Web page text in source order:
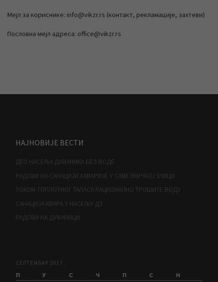
Мејл за кориснике: info@vikzr.rs (контакт, рекламације, захтеви)
Пословна мејл адреса: office@vikzr.rs
НАЈНОВИЈЕ ВЕСТИ
ДЕО НАСЕЉА ДУВАНИКА БЕЗ ВОДЕ
РАДОВИ НА САНАЦИЈИ ХАВАРИЈЕ У САВЕЗНИЧКОЈ УЛИЦИ
ТОКОМ ТОПЛОТНОГ ТАЛАСА РАЦИОНАЛНО ТРОШИТЕ ВОДУ
САНАЦИЈА КВАРА У НАСЕЉУ Д3
РАДОВИ НА ДУВАНИЦИ
СЕПТЕМБАР 2017.
П У С Ч П С Н